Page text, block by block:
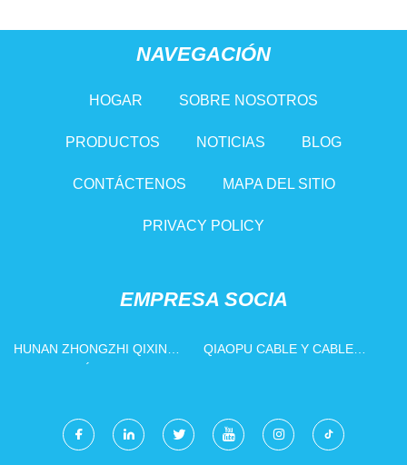
NAVEGACIÓN
HOGAR SOBRE NOSOTROS
PRODUCTOS NOTICIAS BLOG
CONTÁCTENOS MAPA DEL SITIO
PRIVACY POLICY
EMPRESA SOCIA
HUNAN ZHONGZHI QIXIN
QIAOPU CABLE Y CABLE